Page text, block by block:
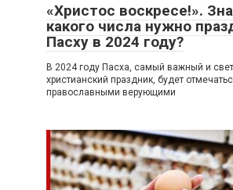
«Христос воскресе!».
какого числа нужно
Пасху в 2024 году?
В 2024 году Пасха, самый важный и
христианский праздник, будет
православными верующими